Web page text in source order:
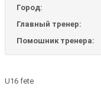
Город:
Главный тренер:
Помошник тренера:
U16 fete